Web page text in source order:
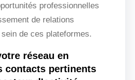
professionnelles
de relations
de ces plateformes.
réseau en
contacts pertinents